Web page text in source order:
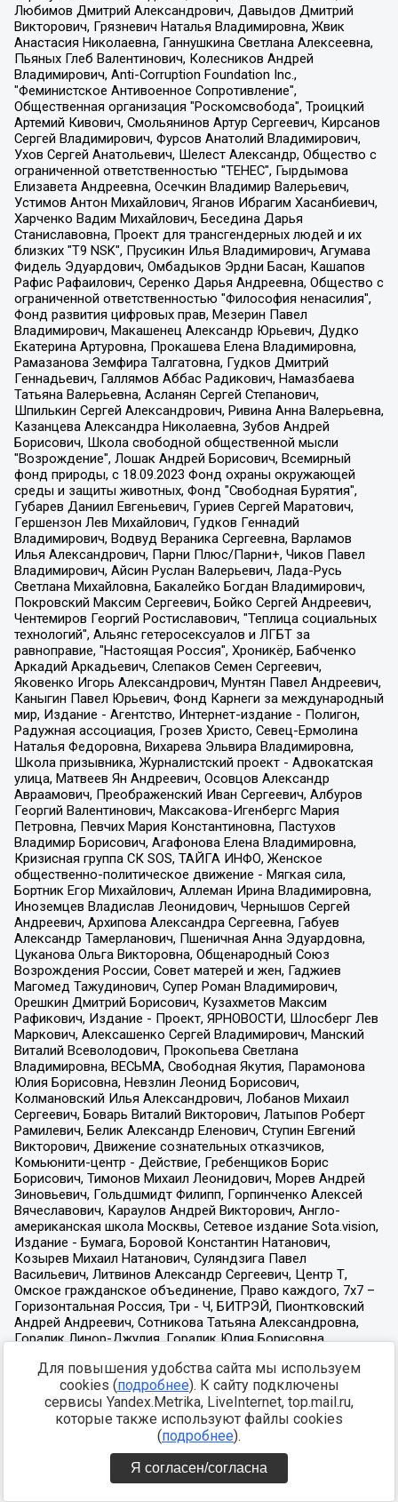
Для повышения удобства сайта мы используем
cookies (подробнее). К сайту подключены
сервисы Yandex.Metrika, LiveInternet, top.mail.ru,
которые также используют файлы cookies
(подробнее).
Я согласен/согласна